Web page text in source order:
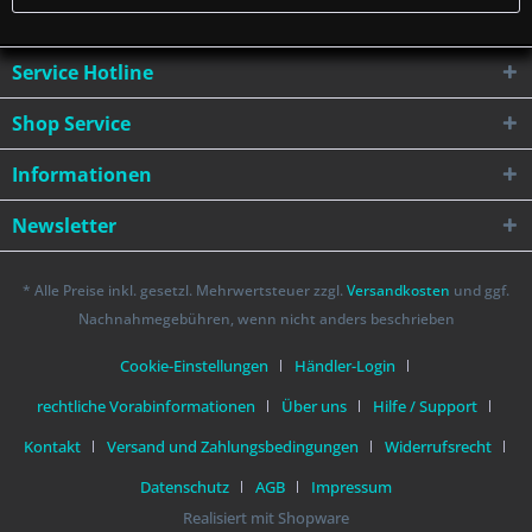
Service Hotline
Shop Service
Informationen
Newsletter
* Alle Preise inkl. gesetzl. Mehrwertsteuer zzgl. Versandkosten und ggf.
Nachnahmegebühren, wenn nicht anders beschrieben
Cookie-Einstellungen
Händler-Login
rechtliche Vorabinformationen
Über uns
Hilfe / Support
Kontakt
Versand und Zahlungsbedingungen
Widerrufsrecht
Datenschutz
AGB
Impressum
Realisiert mit Shopware